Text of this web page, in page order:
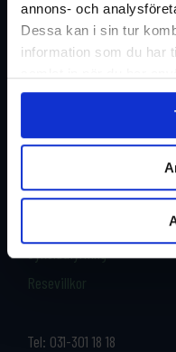
annons- och
Dessa kan i sin tur
information som du har
Tel: 031-301 18 18
Länder
Cykeluthyrning
Resevillkor